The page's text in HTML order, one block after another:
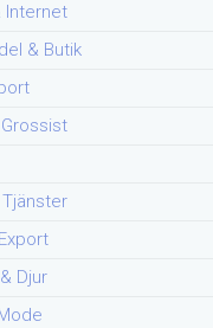
Internet
& Butik
Tjänster
Djur